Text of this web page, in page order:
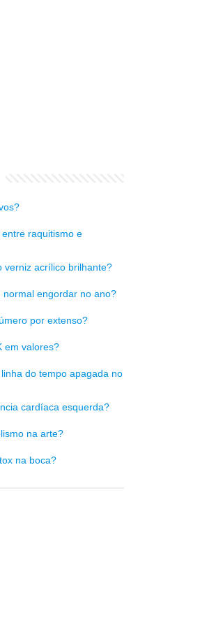
raquitismo e
verniz acrílico brilhante?
normal engordar no ano?
por extenso?
em valores?
do tempo apagada no
cardíaca esquerda?
na arte?
na boca?